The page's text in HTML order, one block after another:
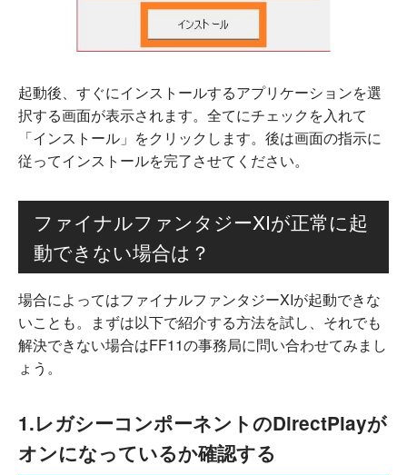
起動後、すぐにインストールするアプリケーションを選
択する画面が表示されます。全てにチェックを入れて
「インストール」をクリックします。後は画面の指示に
従ってインストールを完了させてください。
ファイナルファンタジーXIが正常に起
動できない場合は？
場合によってはファイナルファンタジーXIが起動できな
いことも。まずは以下で紹介する方法を試し、それでも
解決できない場合はFF11の事務局に問い合わせてみまし
ょう。
1.レガシーコンポーネントのDirectPlayが
オンになっているか確認する